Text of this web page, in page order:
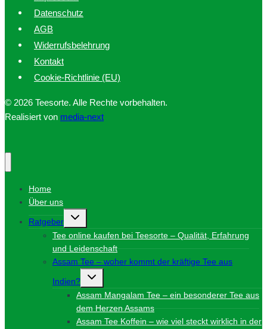
Datenschutz
AGB
Widerrufsbelehrung
Kontakt
Cookie-Richtlinie (EU)
© 2026 Teesorte. Alle Rechte vorbehalten.
Realisiert von media-next
Home
Über uns
Ratgeber
Untermenü
Tee online kaufen bei Teesorte – Qualität, Erfahrung
und Leidenschaft
Assam Tee – woher kommt der kräftige Tee aus
Indien?
Untermenü
Assam Mangalam Tee – ein besonderer Tee aus
dem Herzen Assams
Assam Tee Koffein – wie viel steckt wirklich in der